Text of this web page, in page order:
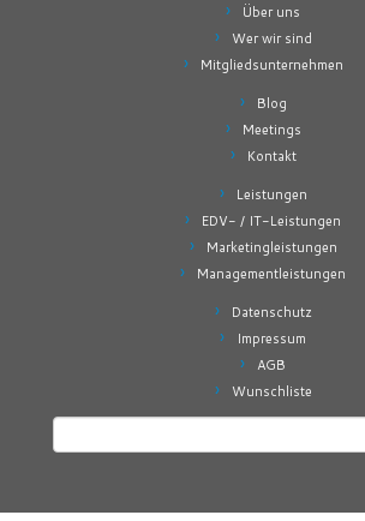
Über uns
Wer wir sind
Mitgliedsunternehmen
Blog
Meetings
Kontakt
Leistungen
EDV- / IT-Leistungen
Marketingleistungen
Managementleistungen
Datenschutz
Impressum
AGB
Wunschliste